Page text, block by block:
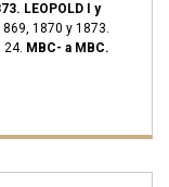
LEOPOLD I y
1870 y 1873.
24. MBC- a MBC.